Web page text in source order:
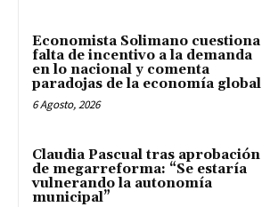
Economista Solimano cuestiona
falta de incentivo a la demanda
en lo nacional y comenta
paradojas de la economía global
6 Agosto, 2026
Claudia Pascual tras aprobación
de megarreforma: “Se estaría
vulnerando la autonomía
municipal”